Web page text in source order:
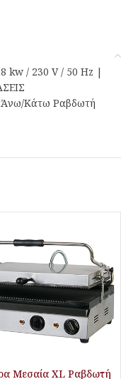
kw / 230 V / 50 Hz |
Κάτω Ραβδωτή
Μεσαία XL Ραβδωτή